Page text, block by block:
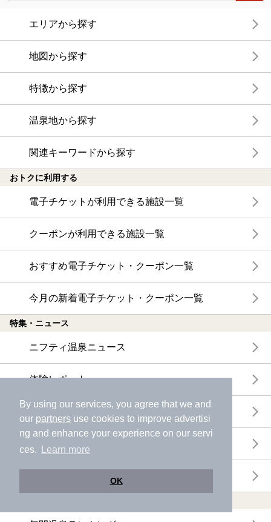
By using our services, you agree that we and
our partners use cookies to improve advertisi
ng and enhance your experience on our servi
ces.
Learn more
OK
エリアから探す
地図から探す
特徴から探す
温泉地から探す
関連キーワードから探す
おトクに利用する
電子チケットが利用できる施設一覧
クーポンが利用できる施設一覧
おすすめ電子チケット・クーポン一覧
今月の新着電子チケット・クーポン一覧
特集・ニュース
ニフティ温泉ニュース
体験レポート
口コミを見る
特集
ニフティ温泉からのお知らせ